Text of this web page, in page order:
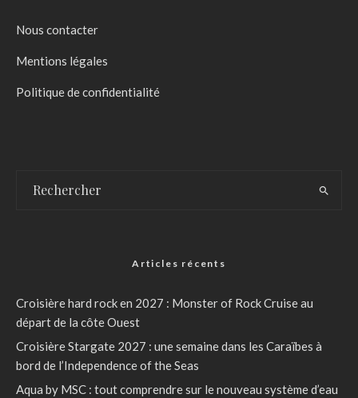
Nous contacter
Mentions légales
Politique de confidentialité
Articles récents
Croisière hard rock en 2027 : Monster of Rock Cruise au
départ de la côte Ouest
Croisière Stargate 2027 : une semaine dans les Caraïbes à
bord de l’Independence of the Seas
Aqua by MSC : tout comprendre sur le nouveau système d’eau